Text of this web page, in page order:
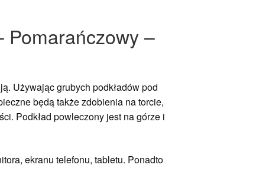
Pomarańczowy –
Używając grubych podkładów pod
będą także zdobienia na torcie,
Podkład powleczony jest na górze i
ekranu telefonu, tabletu. Ponadto